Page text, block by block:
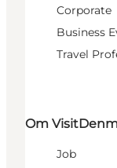
Corporate
Business
Travel
Om
Job